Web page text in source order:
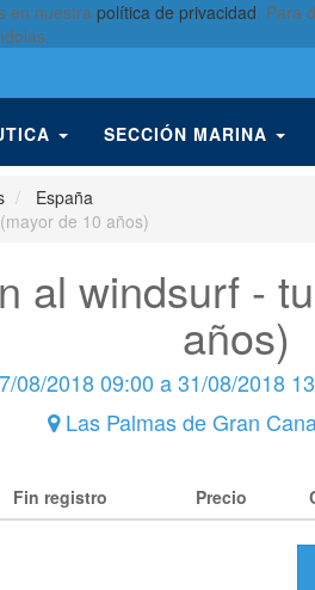
en nuestra política de privacidad. Para
SECCIÓN MARINA
España
de 10 años)
al windsurf -
años)
08/2018 09:00 a31/08/2018
Las Palmas de Gran
Fin registro Precio